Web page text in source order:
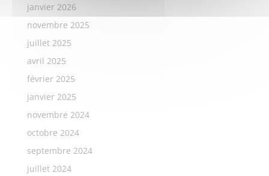
janvier 2026
novembre 2025
juillet 2025
avril 2025
février 2025
janvier 2025
novembre 2024
octobre 2024
septembre 2024
juillet 2024